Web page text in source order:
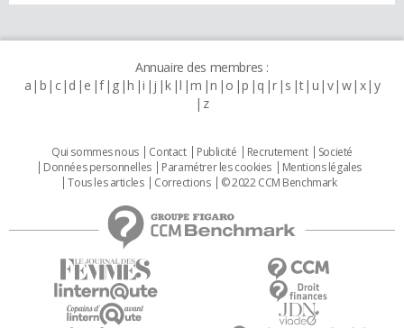
Annuaire des membres :
a b c d e f g h i j k l m n o p q r s t u v w x y
z
Qui sommes nous Contact Publicité Recrutement
Societé
Données personnelles
Paramétrer les cookies
Mentions légales
Tous les articles
Corrections © 2022 CCM Benchmark